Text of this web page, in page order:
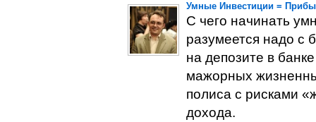
Умные Инвестиции =
С чего начинать
разумеется надо с
на депозите в
мажорных
полиса с рисками
дохода.